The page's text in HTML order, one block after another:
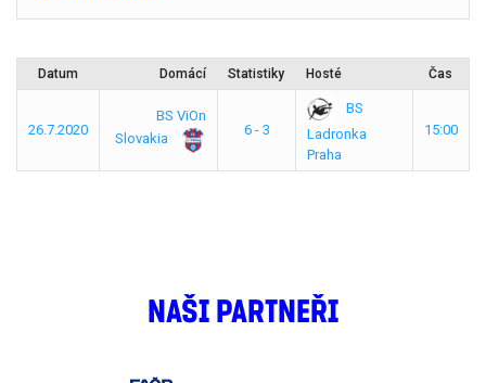
Datum Domácí Statistiky Hosté Čas
26.7.2020
BS ViOn
Slovakia
6 - 3
BS
Ladronka
Praha
15:00
NAŠI PARTNEŘI